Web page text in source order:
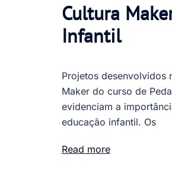
Cultura
Infantil
Projetos desenvolvidos
Maker do curso de
evidenciam a
educação infantil. Os
Read more